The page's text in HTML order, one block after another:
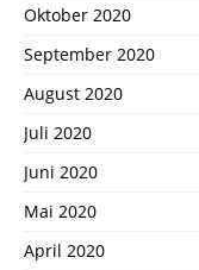
Oktober 2020
September 2020
August 2020
Juli 2020
Juni 2020
Mai 2020
April 2020